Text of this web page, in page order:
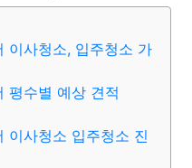
이사청소, 입주청소 가
평수별 예상 견적
이사청소 입주청소 진